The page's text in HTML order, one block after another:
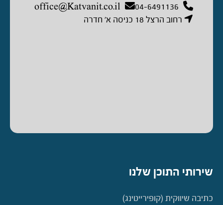
04-6491136
office@Katvanit.co.il
רחוב הרצל 18 כניסה א’ חדרה
שירותי התוכן שלנו
כתיבה שיווקית (קופירייטינג)